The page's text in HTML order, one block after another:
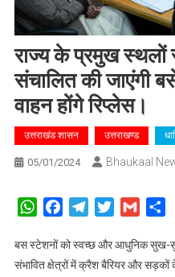
राज्य के प्रमुख स्थलों
संचालित की जाएंगी
वाहन होंगे रिप्लेस।
उत्तराखंड शासन उत्तराखण्ड
05/01/2024 Bhaukaal
WhatsAppFacebookTelegramTwitterGmail
बस स्टेशनों को स्वच्छ और आधुनिक सुख-
संभावित क्षेत्रों में क्रैश बैरियर और सड़कों